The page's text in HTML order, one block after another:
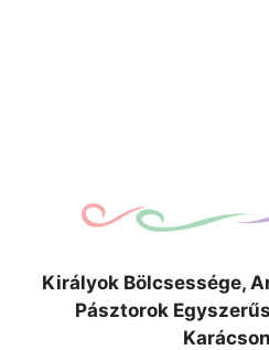
Királyok Bölcsessége,
Pásztorok